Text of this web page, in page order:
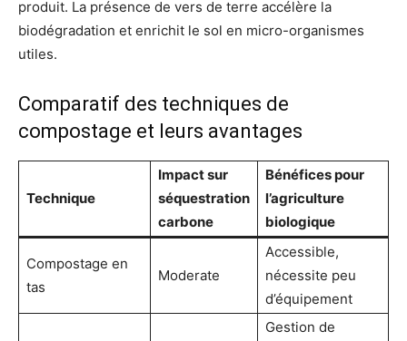
produit. La présence de vers de terre accélère la
biodégradation et enrichit le sol en micro-organismes
utiles.
Comparatif des techniques de
compostage et leurs avantages
Technique
Impact sur
séquestration
carbone
Bénéfices pour
l’agriculture
biologique
Compostage en
tas
Moderate
Accessible,
nécessite peu
d’équipement
Gestion de